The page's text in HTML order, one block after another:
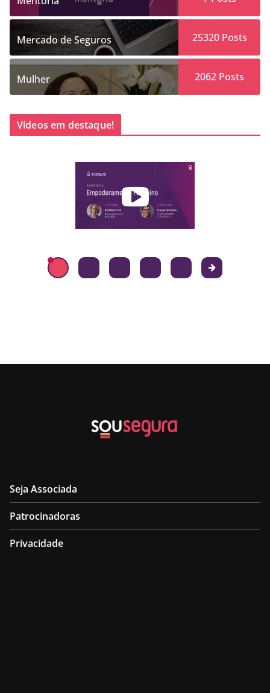
Mercado de Seguros 25320Posts
Mulher 2062 Posts
Vídeos em destaque!
Seja Associada
Patrocinadoras
Privacidade